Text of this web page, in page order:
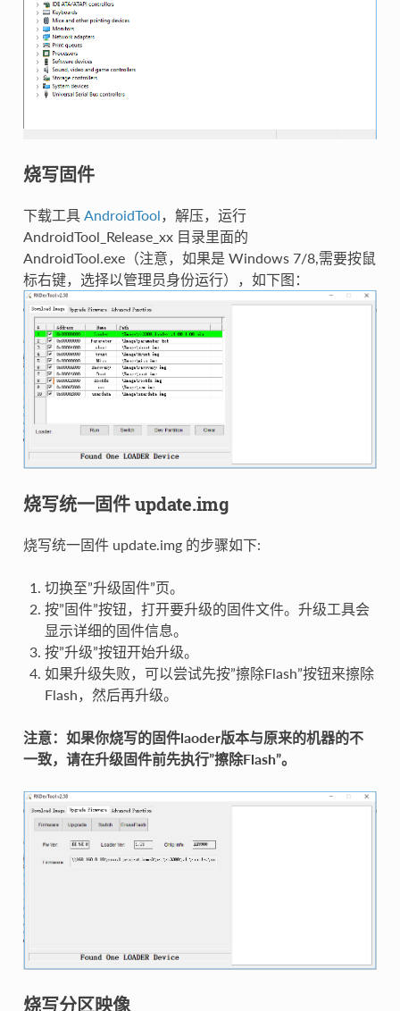
烧写固件
下载工具 AndroidTool，解压，运行
AndroidTool_Release_xx 目录里面的
AndroidTool.exe（注意，如果是 Windows 7/8,需要按鼠
标右键，选择以管理员身份运行），如下图：
烧写统一固件 update.img
烧写统一固件 update.img 的步骤如下:
切换至”升级固件”页。
按”固件”按钮，打开要升级的固件文件。升级工具会
显示详细的固件信息。
按”升级”按钮开始升级。
如果升级失败，可以尝试先按”擦除Flash”按钮来擦除
Flash，然后再升级。
注意：如果你烧写的固件laoder版本与原来的机器的不
一致，请在升级固件前先执行”擦除Flash”。
烧写分区映像